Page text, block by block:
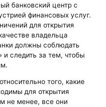
банковский центр с
финансовых услуг.
для открытия
владельца
должны соблюдать
и следить за тем, чтобы
того, какие
для открытия
не менее, все они